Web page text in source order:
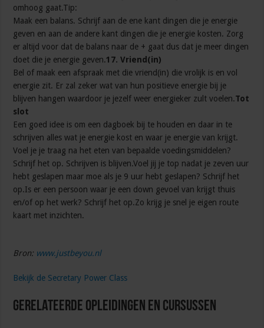
omhoog gaat.Tip:
Maak een balans. Schrijf aan de ene kant dingen die je energie
geven en aan de andere kant dingen die je energie kosten. Zorg
er altijd voor dat de balans naar de + gaat dus dat je meer dingen
doet die je energie geven.17. Vriend(in)
Bel of maak een afspraak met die vriend(in) die vrolijk is en vol
energie zit. Er zal zeker wat van hun positieve energie bij je
blijven hangen waardoor je jezelf weer energieker zult voelen.Tot
slot
Een goed idee is om een dagboek bij te houden en daar in te
schrijven alles wat je energie kost en waar je energie van krijgt.
Voel je je traag na het eten van bepaalde voedingsmiddelen?
Schrijf het op. Schrijven is blijven.Voel jij je top nadat je zeven uur
hebt geslapen maar moe als je 9 uur hebt geslapen? Schrijf het
op.Is er een persoon waar je een down gevoel van krijgt thuis
en/of op het werk? Schrijf het op.Zo krijg je snel je eigen route
kaart met inzichten.
Bron: www.justbeyou.nl
Bekijk de Secretary Power Class
Gerelateerde Opleidingen en Cursussen